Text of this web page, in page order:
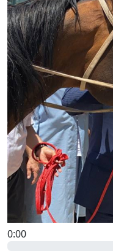
0:00